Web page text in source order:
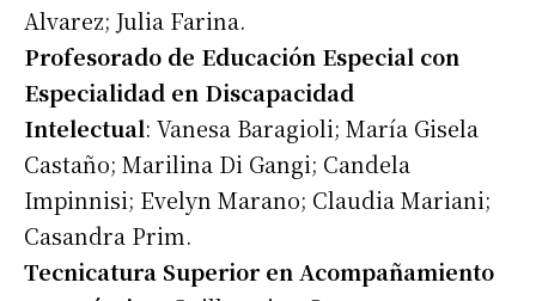
Alvarez; Julia Farina.
Profesorado de Educación Especial con
Especialidad en Discapacidad
Intelectual: Vanesa Baragioli; María Gisela
Castaño; Marilina Di Gangi; Candela
Impinnisi; Evelyn Marano; Claudia Mariani;
Casandra Prim.
Tecnicatura Superior en Acompañamiento